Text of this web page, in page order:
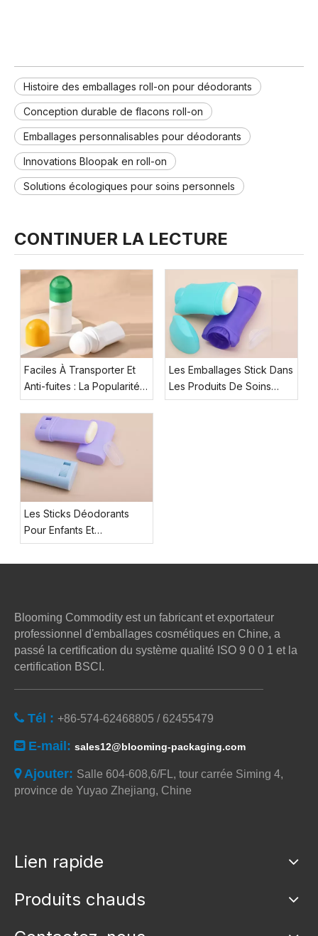
Histoire des emballages roll-on pour déodorants
Conception durable de flacons roll-on
Emballages personnalisables pour déodorants
Innovations Bloopak en roll-on
Solutions écologiques pour soins personnels
CONTINUER LA LECTURE
Faciles À Transporter Et
Anti-fuites : La Popularité
Croissante Des Flacons
Roll-on Pendant L'été
Les Emballages Stick Dans
Les Produits De Soins
Haut De Gamme Pour
Les Sticks Déodorants
Pour Enfants Et
Adolescents
Blooming Commodity est un fabricant et exportateur
professionnel d'emballages cosmétiques en Chine, a
passé la certification du système qualité ISO 9 0 0 1 et la
certification BSCI.
 Tél : +86-574-62468805 / 62455479
E-mail: sales12@blooming-packaging.com
Ajouter: Salle 604-608,6/FL, tour carrée Siming 4,
province de Yuyao Zhejiang, Chine
Lien rapide
Produits chauds